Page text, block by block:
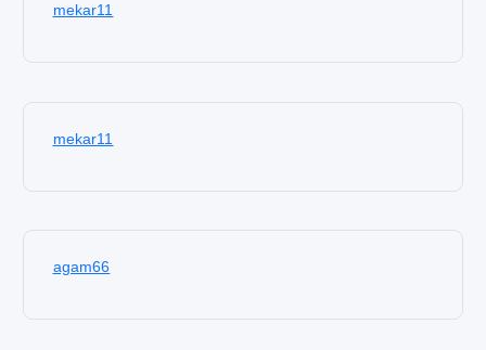
mekar11
mekar11
agam66